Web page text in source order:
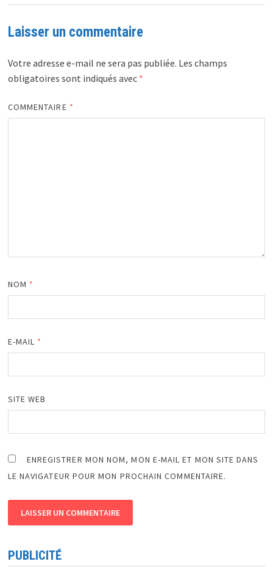
Laisser un commentaire
Votre adresse e-mail ne sera pas publiée. Les champs
obligatoires sont indiqués avec *
COMMENTAIRE *
NOM *
E-MAIL *
SITE WEB
ENREGISTRER MON NOM, MON E-MAIL ET MON SITE DANS
LE NAVIGATEUR POUR MON PROCHAIN COMMENTAIRE.
PUBLICITÉ